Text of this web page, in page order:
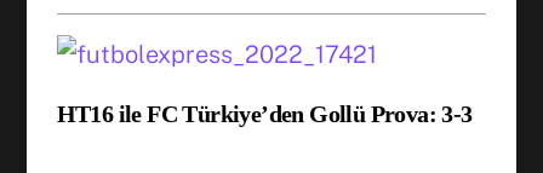
HT16 ile FC Türkiye’den Gollü Prova: 3-3